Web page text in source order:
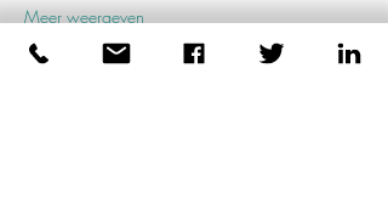
Meer weergeven